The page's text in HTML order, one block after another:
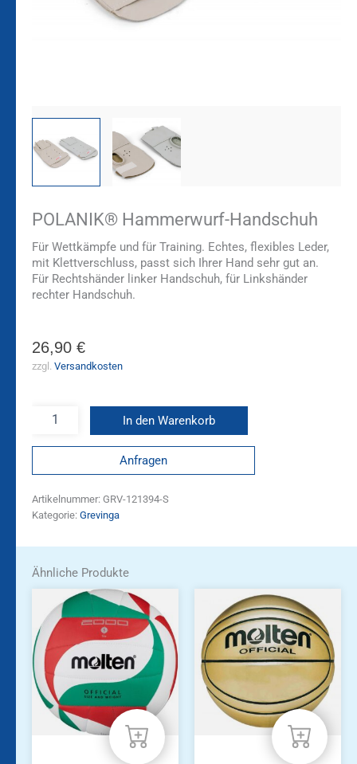
POLANIK® Hammerwurf-Handschuh
Für Wettkämpfe und für Training. Echtes, flexibles Leder,
mit Klettverschluss, passt sich Ihrer Hand sehr gut an.
Für Rechtshänder linker Handschuh, für Linkshänder
rechter Handschuh.
26,90 €
zzgl. Versandkosten
In den Warenkorb
Anfragen
Artikelnummer: GRV-121394-S
Kategorie: Grevinga
Ähnliche Produkte